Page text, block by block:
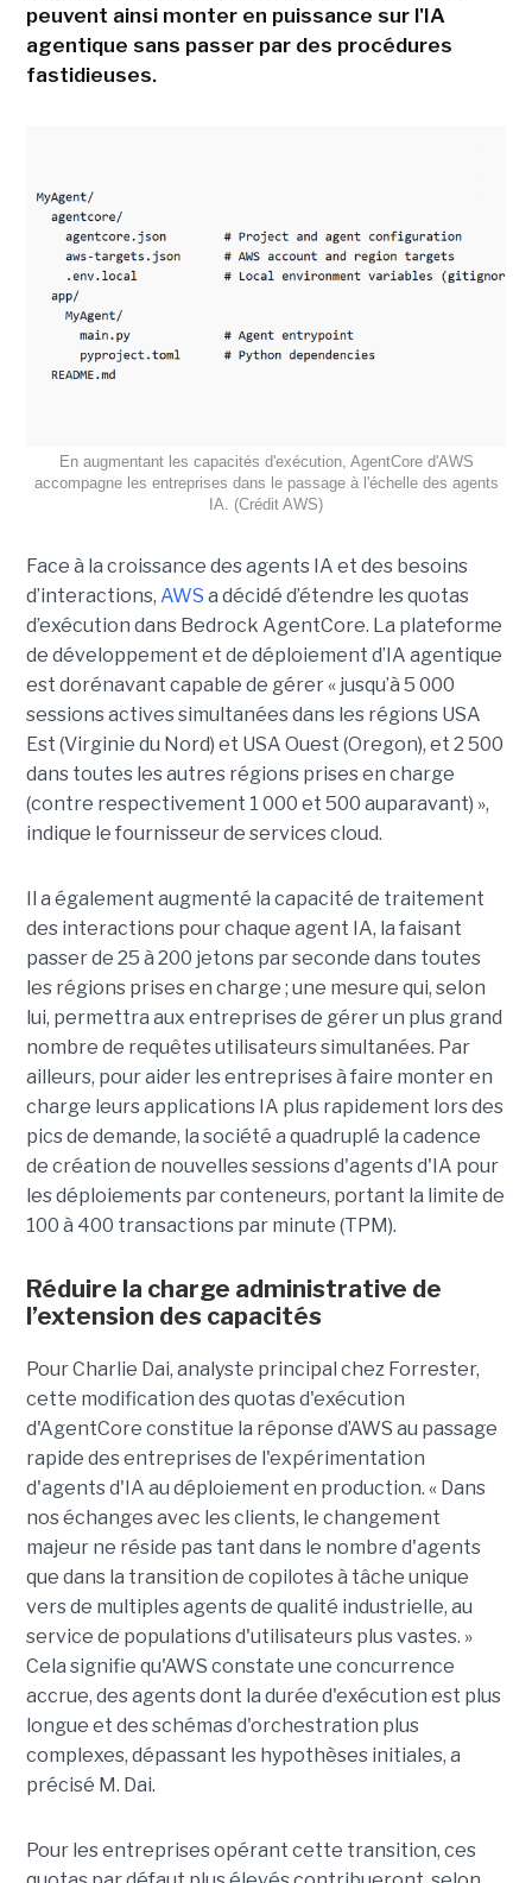
peuvent ainsi monter en puissance sur l'IA
agentique sans passer par des procédures
fastidieuses.
En augmentant les capacités d'exécution, AgentCore d'AWS
accompagne les entreprises dans le passage à l'échelle des agents
IA. (Crédit AWS)
Face à la croissance des agents IA et des besoins
d’interactions, AWS a décidé d’étendre les quotas
d’exécution dans Bedrock AgentCore. La plateforme
de développement et de déploiement d’IA agentique
est dorénavant capable de gérer « jusqu’à 5 000
sessions actives simultanées dans les régions USA
Est (Virginie du Nord) et USA Ouest (Oregon), et 2 500
dans toutes les autres régions prises en charge
(contre respectivement 1 000 et 500 auparavant) »,
indique le fournisseur de services cloud.
Il a également augmenté la capacité de traitement
des interactions pour chaque agent IA, la faisant
passer de 25 à 200 jetons par seconde dans toutes
les régions prises en charge ; une mesure qui, selon
lui, permettra aux entreprises de gérer un plus grand
nombre de requêtes utilisateurs simultanées. Par
ailleurs, pour aider les entreprises à faire monter en
charge leurs applications IA plus rapidement lors des
pics de demande, la société a quadruplé la cadence
de création de nouvelles sessions d'agents d'IA pour
les déploiements par conteneurs, portant la limite de
100 à 400 transactions par minute (TPM).
Réduire la charge administrative de
l’extension des capacités
Pour Charlie Dai, analyste principal chez Forrester,
cette modification des quotas d'exécution
d'AgentCore constitue la réponse d’AWS au passage
rapide des entreprises de l'expérimentation
d'agents d'IA au déploiement en production. « Dans
nos échanges avec les clients, le changement
majeur ne réside pas tant dans le nombre d'agents
que dans la transition de copilotes à tâche unique
vers de multiples agents de qualité industrielle, au
service de populations d'utilisateurs plus vastes. »
Cela signifie qu'AWS constate une concurrence
accrue, des agents dont la durée d'exécution est plus
longue et des schémas d'orchestration plus
complexes, dépassant les hypothèses initiales, a
précisé M. Dai.
Pour les entreprises opérant cette transition, ces